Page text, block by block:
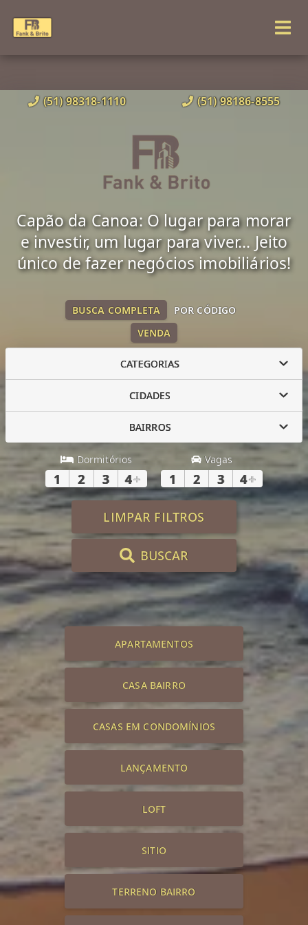
(51) 98318-1110 (51) 98186-8555
Capão da Canoa: O lugar para morar
e investir, um lugar para viver... Jeito
único de fazer negócios imobiliários!
VENDA
BUSCA COMPLETA POR CÓDIGO
CATEGORIAS
CIDADES
BAIRROS
Dormitórios
1 2 3 4+
Vagas
1 2 3 4+
LIMPAR FILTROS
BUSCAR
APARTAMENTOS
CASA BAIRRO
CASAS EM CONDOMÍNIOS
LANÇAMENTO
LOFT
SITIO
TERRENO BAIRRO